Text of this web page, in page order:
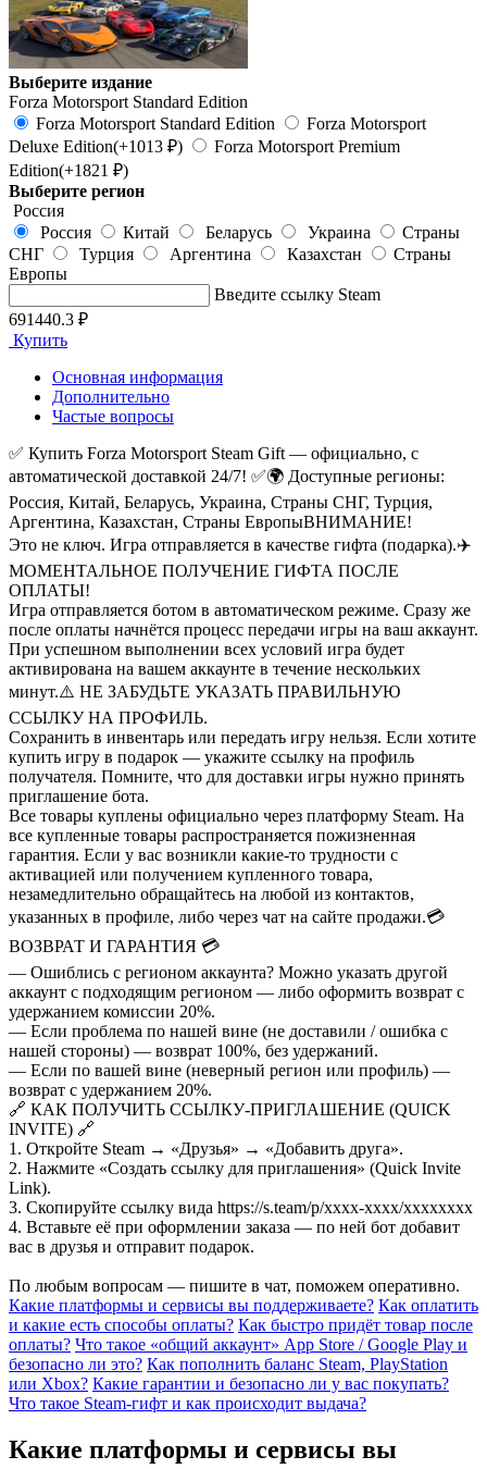
Выберите издание
Forza Motorsport Standard Edition
Forza Motorsport Standard Edition
Forza Motorsport
Deluxe Edition(+1013 ₽)
Forza Motorsport Premium
Edition(+1821 ₽)
Выберите регион
Россия
Россия
Китай Беларусь Украина
Страны
СНГ
Турция Аргентина Казахстан
Страны
Европы
Введите ссылку Steam
691440.3 ₽
Купить
Основная информация
Дополнительно
Частые вопросы
✅ Купить Forza Motorsport Steam Gift — официально, с
автоматической доставкой 24/7! ✅🌍 Доступные регионы:
Россия, Китай, Беларусь, Украина, Страны СНГ, Турция,
Аргентина, Казахстан, Страны ЕвропыВНИМАНИЕ!
Это не ключ. Игра отправляется в качестве гифта (подарка).✈️
МОМЕНТАЛЬНОЕ ПОЛУЧЕНИЕ ГИФТА ПОСЛЕ
ОПЛАТЫ!
Игра отправляется ботом в автоматическом режиме. Сразу же
после оплаты начнётся процесс передачи игры на ваш аккаунт.
При успешном выполнении всех условий игра будет
активирована на вашем аккаунте в течение нескольких
минут.⚠️ НЕ ЗАБУДЬТЕ УКАЗАТЬ ПРАВИЛЬНУЮ
ССЫЛКУ НА ПРОФИЛЬ.
Сохранить в инвентарь или передать игру нельзя. Если хотите
купить игру в подарок — укажите ссылку на профиль
получателя. Помните, что для доставки игры нужно принять
приглашение бота.
Все товары куплены официально через платформу Steam. На
все купленные товары распространяется пожизненная
гарантия. Если у вас возникли какие-то трудности с
активацией или получением купленного товара,
незамедлительно обращайтесь на любой из контактов,
указанных в профиле, либо через чат на сайте продажи.💳
ВОЗВРАТ И ГАРАНТИЯ 💳
— Ошиблись с регионом аккаунта? Можно указать другой
аккаунт с подходящим регионом — либо оформить возврат с
удержанием комиссии 20%.
— Если проблема по нашей вине (не доставили / ошибка с
нашей стороны) — возврат 100%, без удержаний.
— Если по вашей вине (неверный регион или профиль) —
возврат с удержанием 20%.
🔗 КАК ПОЛУЧИТЬ ССЫЛКУ-ПРИГЛАШЕНИЕ (QUICK
INVITE) 🔗
1. Откройте Steam → «Друзья» → «Добавить друга».
2. Нажмите «Создать ссылку для приглашения» (Quick Invite
Link).
3. Скопируйте ссылку вида https://s.team/p/xxxx-xxxx/xxxxxxxx
4. Вставьте её при оформлении заказа — по ней бот добавит
вас в друзья и отправит подарок.
По любым вопросам — пишите в чат, поможем оперативно.
Какие платформы и сервисы вы поддерживаете? Как оплатить
и какие есть способы оплаты? Как быстро придёт товар после
оплаты? Что такое «общий аккаунт» App Store / Google Play и
безопасно ли это? Как пополнить баланс Steam, PlayStation
или Xbox? Какие гарантии и безопасно ли у вас покупать?
Что такое Steam-гифт и как происходит выдача?
Какие платформы и сервисы вы